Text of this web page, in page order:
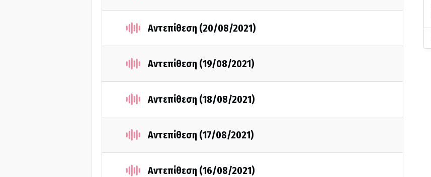
Αντεπίθεση (20/08/2021)
Αντεπίθεση (19/08/2021)
Αντεπίθεση (18/08/2021)
Αντεπίθεση (17/08/2021)
Αντεπίθεση (16/08/2021)